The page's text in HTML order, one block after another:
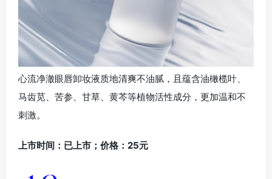
心流净澈眼唇卸妆液质地清爽不油腻，且蕴含油橄榄叶、
马齿苋、苦参、甘草、黄芩等植物活性成分，更加温和不
刺激。
上市时间：已上市；价格：25元